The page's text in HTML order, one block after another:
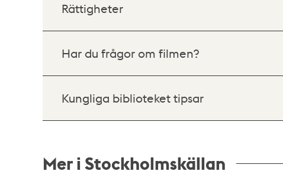
Rättigheter
Har du frågor om filmen?
Kungliga biblioteket tipsar
Mer i Stockholmskällan